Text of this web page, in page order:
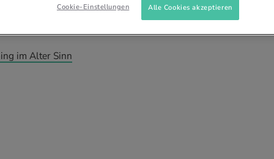
und Ringier Brand Studio / Cilgia Grass
im Alter Sinn
Cookie-Einstellungen Alle Cookies akzeptieren